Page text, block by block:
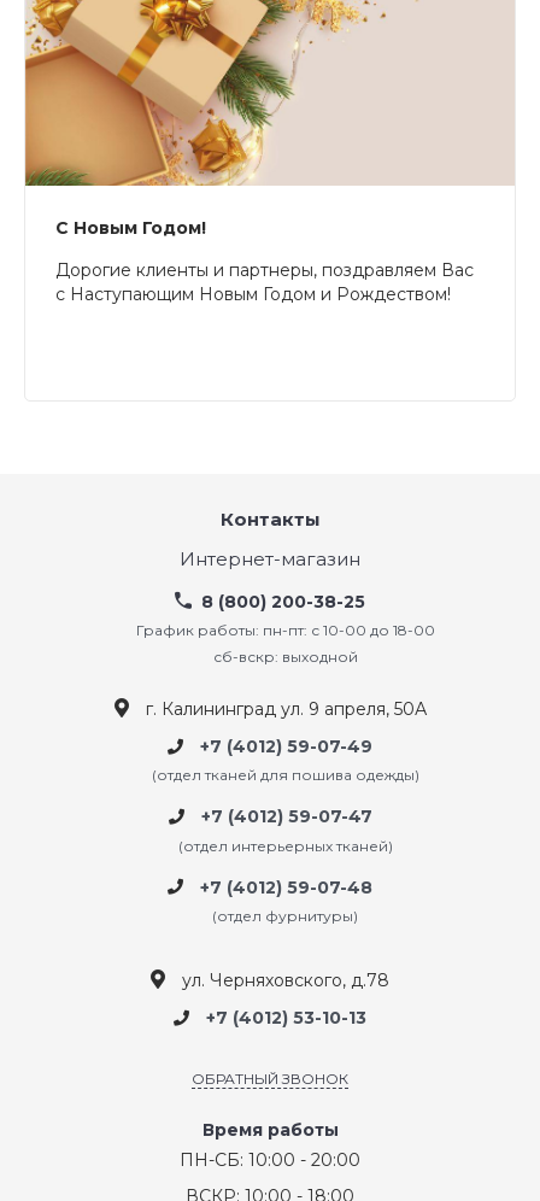
С Новым Годом!
Дорогие клиенты и партнеры, поздравляем Вас
с Наступающим Новым Годом и Рождеством!
Контакты
Интернет-магазин
8 (800) 200-38-25
График работы: пн-пт: с 10-00 до 18-00
сб-вскр: выходной
г. Калининград ул. 9 апреля, 50А
+7 (4012) 59-07-49
(отдел тканей для пошива одежды)
+7 (4012) 59-07-47
(отдел интерьерных тканей)
+7 (4012) 59-07-48
(отдел фурнитуры)
ул. Черняховского, д.78
+7 (4012) 53-10-13
ОБРАТНЫЙ ЗВОНОК
Время работы
ПН-СБ: 10:00 - 20:00
ВСКР: 10:00 - 18:00